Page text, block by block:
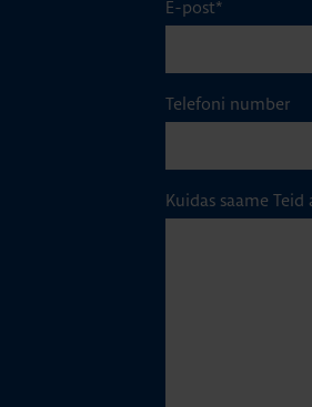
E-post*
Telefoni number
Kuidas saame Teid